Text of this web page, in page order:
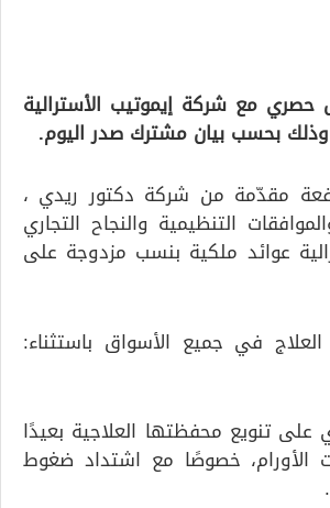
حصري مع شركة إيموتيب الأسترالية
على 20 مليون دولار دفعة مقدّمة من شركة دكتور ريدي ،
التنظيمية والنجاح التجاري
عوائد ملكية بنسب مزدوجة على
في جميع الأسواق باستثناء:
تنويع محفظتها العلاجية بعيدًا
الأورام، خصوصًا مع اشتداد ضغوط